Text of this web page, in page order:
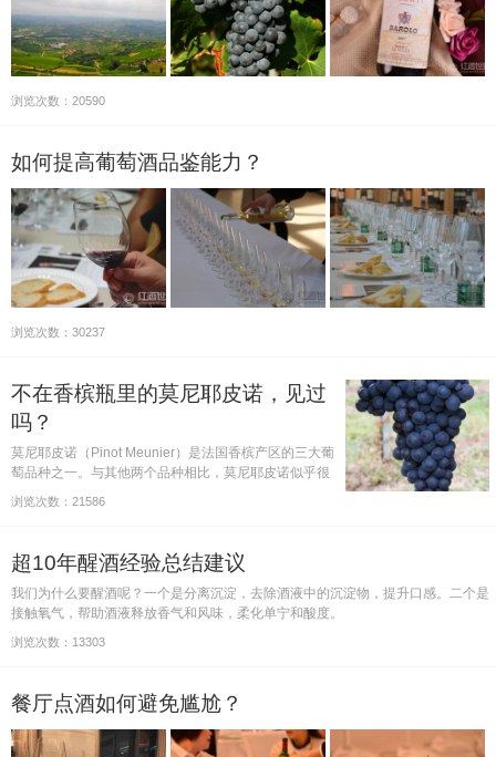
浏览次数：20590
如何提高葡萄酒品鉴能力？
浏览次数：30237
不在香槟瓶里的莫尼耶皮诺，见过
吗？
莫尼耶皮诺（Pinot Meunier）是法国香槟产区的三大葡
萄品种之一。与其他两个品种相比，莫尼耶皮诺似乎很
难在香槟以外的地区找到，本文将针对“难找”这一问题
较较真儿。
浏览次数：21586
超10年醒酒经验总结建议
我们为什么要醒酒呢？一个是分离沉淀，去除酒液中的沉淀物，提升口感。二个是
接触氧气，帮助酒液释放香气和风味，柔化单宁和酸度。
浏览次数：13303
餐厅点酒如何避免尴尬？